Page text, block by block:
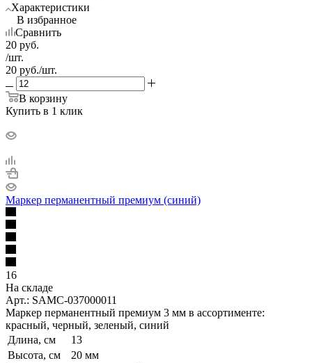
Характеристики
В избранное
Сравнить
20 руб.
/шт.
20 руб./шт.
В корзину
Купить в 1 клик
Маркер перманентный премиум (синий)
16
На складе
Арт.: SAMC-037000011
Маркер перманентный премиум 3 мм в ассортименте:
красный, черный, зеленый, синий
Длина, см
13
Высота, см
20 мм